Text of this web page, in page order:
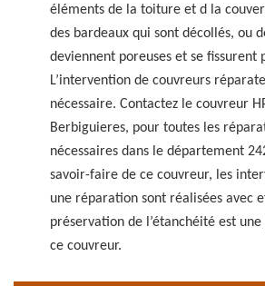
éléments de la toiture et d la
des bardeaux qui sont décollés, ou
deviennent poreuses et se fissurent
L’intervention de couvreurs
nécessaire. Contactez le couvreur
Berbiguieres, pour toutes les
nécessaires dans le département
savoir-faire de ce couvreur, les
une réparation sont réalisées avec
préservation de l’étanchéité est
ce couvreur.